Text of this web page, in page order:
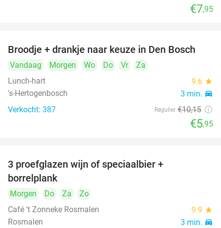
€7,95
41%
Broodje + drankje naar keuze in Den Bosch
Vandaag Morgen Wo Do Vr
Za
Lunch-hart
9.6 star
's-Hertogenbosch 3 min. directions_car
Verkocht: 387 Regulier €10,15
€5,95
3 proefglazen wijn of speciaalbier +
borrelplank
Morgen Do Za
Zo
Café 't Zonneke Rosmalen
9.9 star
Rosmalen 3 min. directions_car